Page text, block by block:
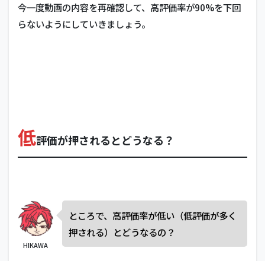
今一度動画の内容を再確認して、高評価率が90%を下回
らないようにしていきましょう。
低評価が押されるとどうなる？
HIKAWA
ところで、高評価率が低い（低評価が多く
押される）とどうなるの？